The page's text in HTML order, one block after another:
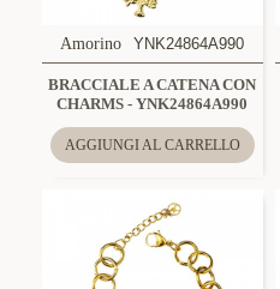
Amorino YNK24864A990
BRACCIALE A CATENA CON
CHARMS - YNK24864A990
AGGIUNGI AL CARRELLO